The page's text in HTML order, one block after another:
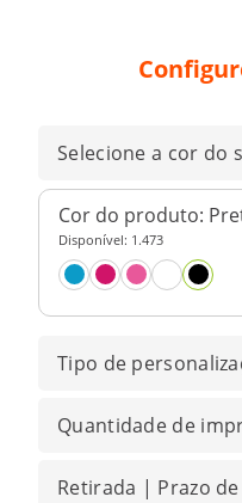
Selecione a cor do
Cor do produto:
Disponível: 1.473
Tipo de
Quantidade de
Retirada | Prazo